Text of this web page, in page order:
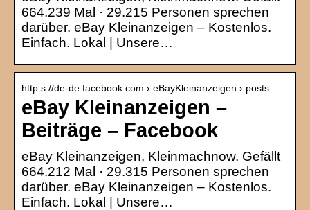
664.239 Mal · 29.215 Personen sprechen
darüber. eBay Kleinanzeigen – Kostenlos.
Einfach. Lokal | Unsere…
http s://de-de.facebook.com › eBayKleinanzeigen › posts
eBay Kleinanzeigen –
Beiträge – Facebook
eBay Kleinanzeigen, Kleinmachnow. Gefällt
664.212 Mal · 29.315 Personen sprechen
darüber. eBay Kleinanzeigen – Kostenlos.
Einfach. Lokal | Unsere…